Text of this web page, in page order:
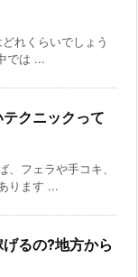
れくらいでしょう
では ...
クニックって
、フェラや手コキ、
ります ...
るの?地方から